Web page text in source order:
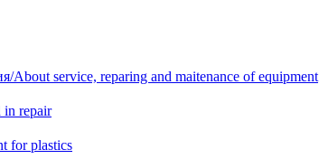
service, reparing and maitenance of equipment
in repair
for plastics